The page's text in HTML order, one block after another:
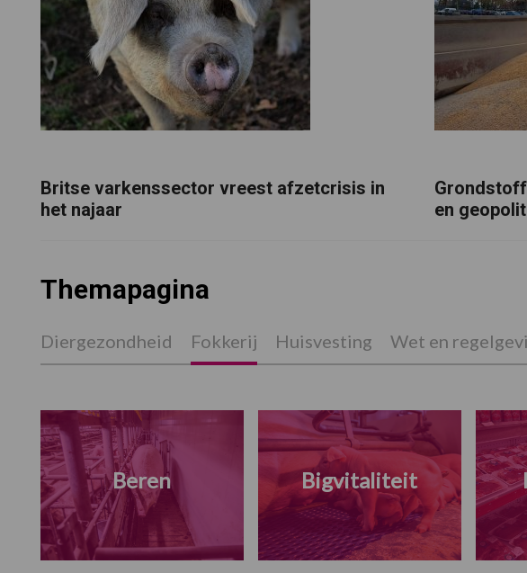
Britse varkenssector vreest afzetcrisis in
het najaar
en
Themapagina
Diergezondheid Fokkerij Huisvesting Wet en
Beren Bigvitaliteit